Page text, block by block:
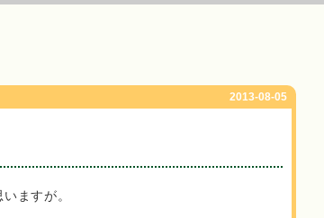
2013-08-05
ますが。